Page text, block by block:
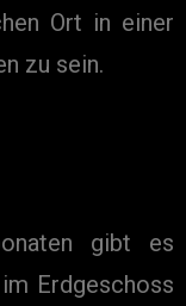
Ort in einer
zu sein.
gibt es
Erdgeschoss